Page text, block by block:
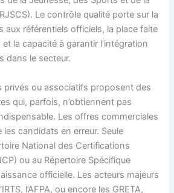
Le contrôle qualité porte sur la
aux référentiels officiels, la place faite
et la capacité à garantir l’intégration
dans le secteur.
privés ou associatifs proposent des
qui, parfois, n’obtiennent pas
Les offres commerciales
candidats en erreur. Seule
National des Certifications
ou au Répertoire Spécifique
officielle. Les acteurs majeurs
l’AFPA, ou encore les GRETA,